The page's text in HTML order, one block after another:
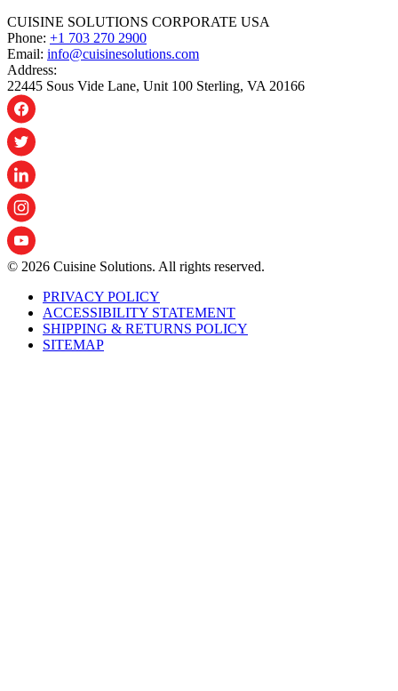
CUISINE SOLUTIONS CORPORATE USA
Phone: +1 703 270 2900
Email: info@cuisinesolutions.com
Address:
22445 Sous Vide Lane, Unit 100 Sterling, VA 20166
© 2026 Cuisine Solutions. All rights reserved.
PRIVACY POLICY
ACCESSIBILITY STATEMENT
SHIPPING & RETURNS POLICY
SITEMAP